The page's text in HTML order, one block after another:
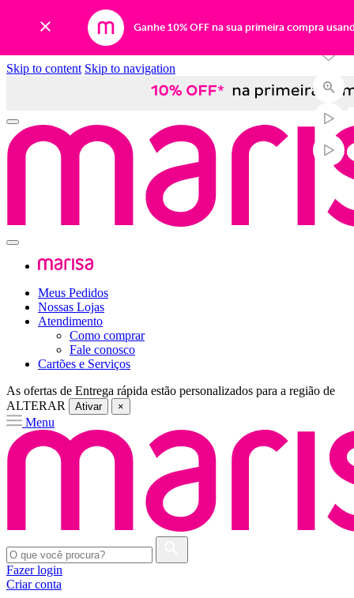
Ganhe 10% OFF na sua primeira compra
Skip to content Skip to navigation
Meus Pedidos
Nossas Lojas
Atendimento
Como comprar
Fale conosco
Cartões e Serviços
As ofertas de Entrega rápida estão personalizados para a região de
ALTERAR
Ativar ×
Menu
Fazer login
Criar conta